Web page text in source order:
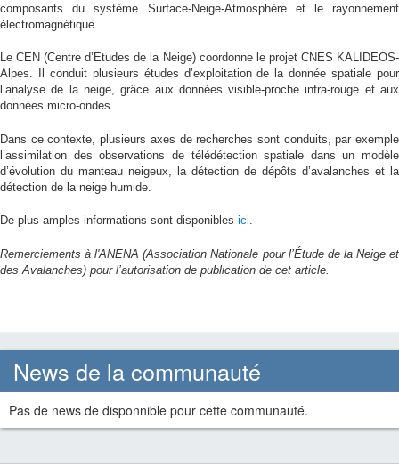
composants du système Surface-Neige-Atmosphère et le rayonnement
électromagnétique.
Le CEN (Centre d’Etudes de la Neige) coordonne le projet CNES KALIDEOS-
Alpes. Il conduit plusieurs études d’exploitation de la donnée spatiale pour
l’analyse de la neige, grâce aux données visible-proche infra-rouge et aux
données micro-ondes.
Dans ce contexte, plusieurs axes de recherches sont conduits, par exemple
l’assimilation des observations de télédétection spatiale dans un modèle
d’évolution du manteau neigeux, la détection de dépôts d’avalanches et la
détection de la neige humide.
De plus amples informations sont disponibles ici.
Remerciements à l'ANENA (Association Nationale pour l’Étude de la Neige et
des Avalanches) pour l’autorisation de publication de cet article.
News de la communauté
Pas de news de disponnible pour cette communauté.